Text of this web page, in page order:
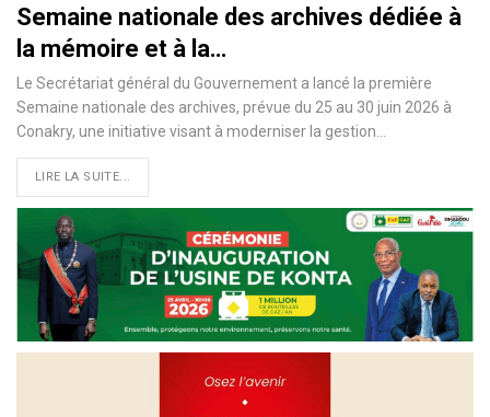
Semaine nationale des archives dédiée à
la mémoire et à la…
Le Secrétariat général du Gouvernement a lancé la première
Semaine nationale des archives, prévue du 25 au 30 juin 2026 à
Conakry, une initiative visant à moderniser la gestion…
LIRE LA SUITE...